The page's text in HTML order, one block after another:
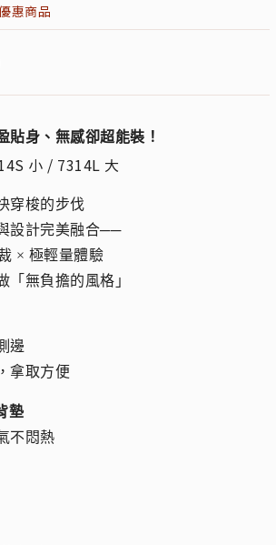
惠商品
貼身、無感卻超能裝！
小 / 7314L 大
穿梭的步伐
設計完美融合──
× 極輕量體驗
「無負擔的風格」
邊
拿取方便
墊
不悶熱